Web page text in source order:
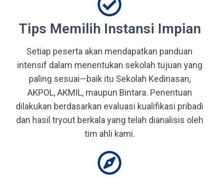
Tips Memilih Instansi Impian
Setiap peserta akan mendapatkan panduan
intensif dalam menentukan sekolah tujuan yang
paling sesuai—baik itu Sekolah Kedinasan,
AKPOL, AKMIL, maupun Bintara. Penentuan
dilakukan berdasarkan evaluasi kualifikasi pribadi
dan hasil tryout berkala yang telah dianalisis oleh
tim ahli kami.